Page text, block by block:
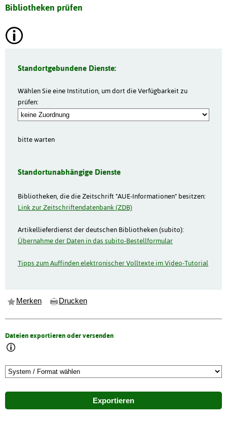
Bibliotheken prüfen
Standortgebundene Dienste:
Wählen Sie eine Institution, um dort die Verfügbarkeit zu
prüfen:
bitte warten
Standortunabhängige Dienste
Bibliotheken, die die Zeitschrift "AUE-Informationen" besitzen:
Link zur Zeitschriftendatenbank (ZDB)
Artikellieferdienst der deutschen Bibliotheken (subito):
Übernahme der Daten in das subito-Bestellformular
Tipps zum Auffinden elektronischer Volltexte im Video-Tutorial
Merken Drucken
Dateien exportieren oder versenden
Exportieren